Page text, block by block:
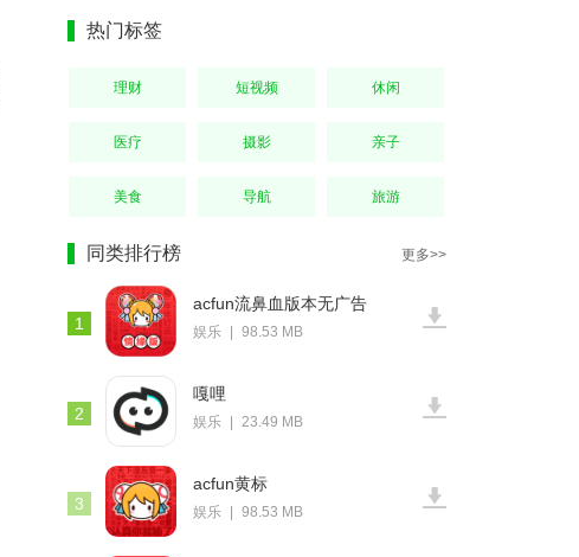
热门标签
理财 短视频 休闲
医疗 摄影 亲子
美食 导航 旅游
同类排行榜 更多>>
1
acfun流鼻血版本无广告
娱乐 98.53 MB
2
嘎哩
娱乐 23.49 MB
3
acfun黄标
娱乐 98.53 MB